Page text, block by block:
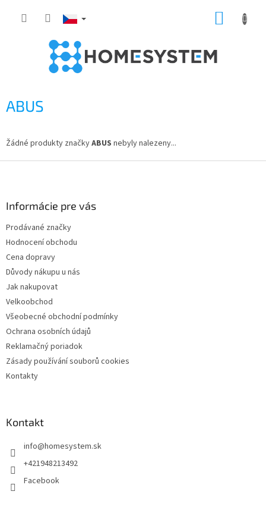
ABUS
Žádné produkty značkyABUS nebyly nalezeny...
Informácie pre vás
Prodávané značky
Hodnocení obchodu
Cena dopravy
Důvody nákupu u nás
Jak nakupovat
Velkoobchod
Všeobecné obchodní podmínky
Ochrana osobních údajů
Reklamačný poriadok
Zásady používání souborů cookies
Kontakty
Kontakt
info@homesystem.sk
+421948213492
Facebook